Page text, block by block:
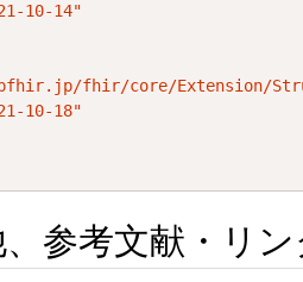
10-14"
fhir/core/Extension/
10-18"
参考文献・リ